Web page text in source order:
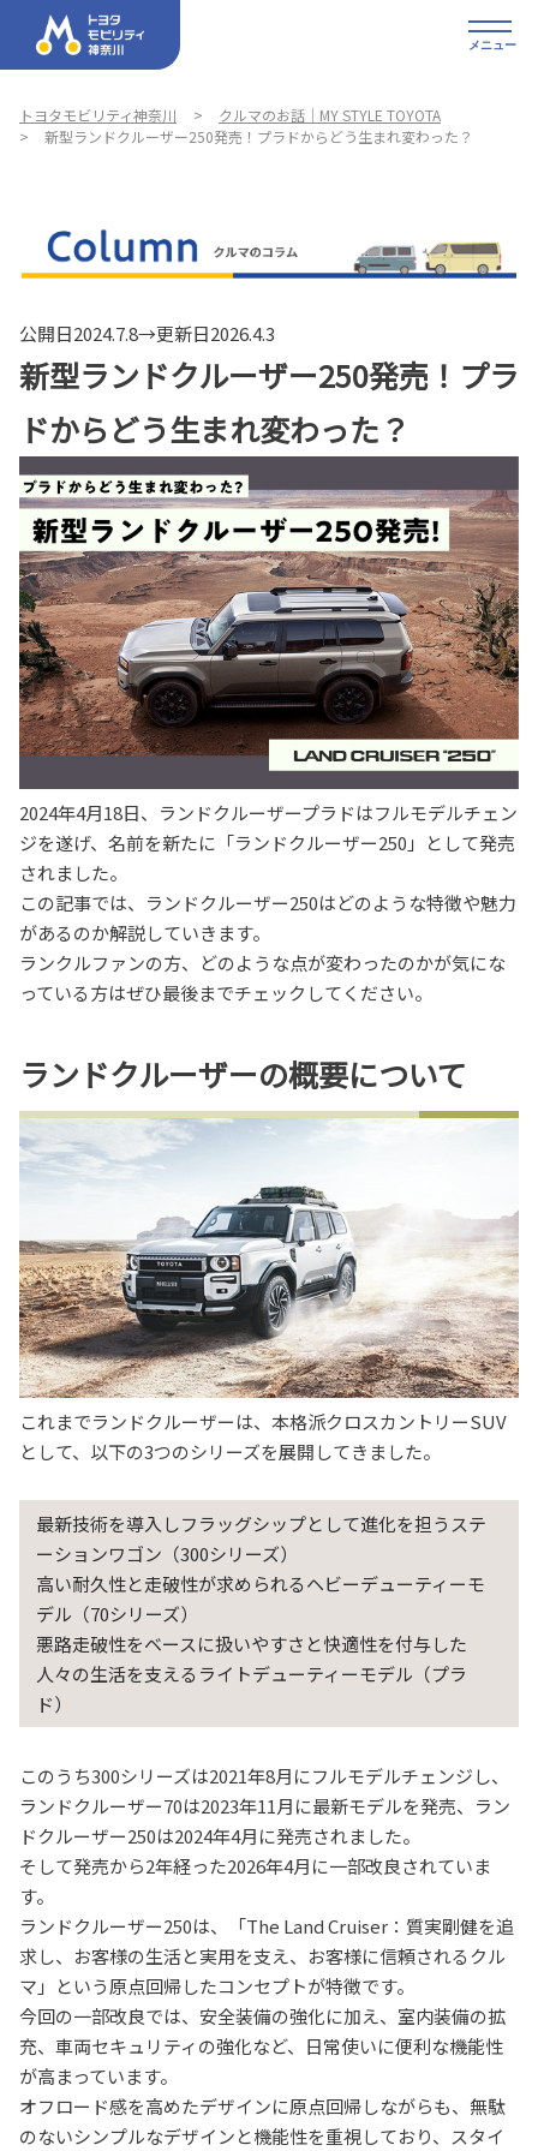
メニュー
トヨタモビリティ神奈川
クルマのお話｜MY STYLE TOYOTA
新型ランドクルーザー250発売！プラドからどう生まれ変わった？
公開日2024.7.8→更新日2026.4.3
新型ランドクルーザー250発売！プラ
ドからどう生まれ変わった？
2024年4月18日、ランドクルーザープラドはフルモデルチェン
ジを遂げ、名前を新たに「ランドクルーザー250」として発売
されました。
この記事では、ランドクルーザー250はどのような特徴や魅力
があるのか解説していきます。
ランクルファンの方、どのような点が変わったのかが気にな
っている方はぜひ最後までチェックしてください。
ランドクルーザーの概要について
これまでランドクルーザーは、本格派クロスカントリーSUV
として、以下の3つのシリーズを展開してきました。
最新技術を導入しフラッグシップとして進化を担うステ
ーションワゴン（300シリーズ）
高い耐久性と走破性が求められるヘビーデューティーモ
デル（70シリーズ）
悪路走破性をベースに扱いやすさと快適性を付与した
人々の生活を支えるライトデューティーモデル（プラ
ド）
このうち300シリーズは2021年8月にフルモデルチェンジし、
ランドクルーザー70は2023年11月に最新モデルを発売、ラン
ドクルーザー250は2024年4月に発売されました。
そして発売から2年経った2026年4月に一部改良されていま
す。
ランドクルーザー250は、「The Land Cruiser：質実剛健を追
求し、お客様の生活と実用を支え、お客様に信頼されるクル
マ」という原点回帰したコンセプトが特徴です。
今回の一部改良では、安全装備の強化に加え、室内装備の拡
充、車両セキュリティの強化など、日常使いに便利な機能性
が高まっています。
オフロード感を高めたデザインに原点回帰しながらも、無駄
のないシンプルなデザインと機能性を重視しており、スタイ